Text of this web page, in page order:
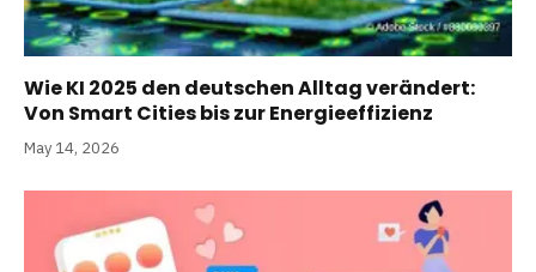
Wie KI 2025 den deutschen Alltag verändert:
Von Smart Cities bis zur Energieeffizienz
May 14, 2026